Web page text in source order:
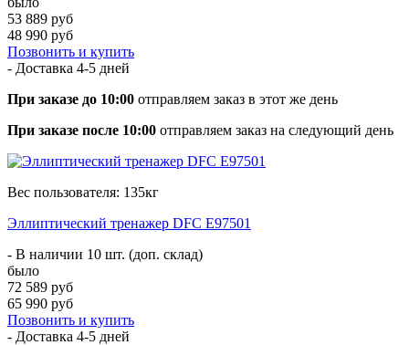
53 889 руб
48 990 руб
Позвонить и купить
- Доставка 4-5 дней
При заказе до 10:00 отправляем заказ в этот же день
При заказе после 10:00 отправляем заказ на следующий день
Вес пользователя: 135кг
Эллиптический тренажер DFC E97501
- В наличии 10 шт. (доп. склад)
было
72 589 руб
65 990 руб
Позвонить и купить
- Доставка 4-5 дней